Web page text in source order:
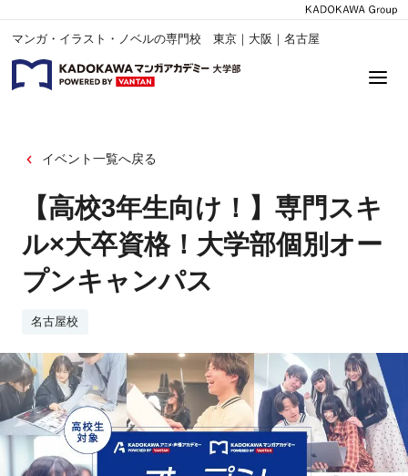
マンガ・イラスト・ノベルの専門校 東京｜大阪｜名古屋
イベント一覧へ戻る
【高校3年生向け！】専門スキ
ル×大卒資格！大学部個別オー
プンキャンパス
名古屋校